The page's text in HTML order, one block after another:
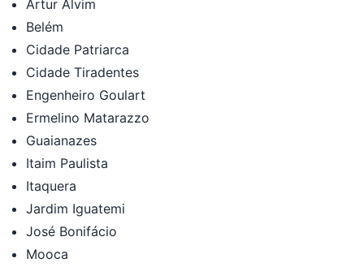
Artur Alvim
Belém
Cidade Patriarca
Cidade Tiradentes
Engenheiro Goulart
Ermelino Matarazzo
Guaianazes
Itaim Paulista
Itaquera
Jardim Iguatemi
José Bonifácio
Mooca